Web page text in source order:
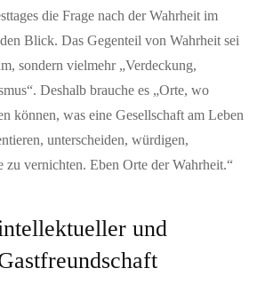
jährt sich die Sturzflut in Braunsbach
Extremwetterereignisse können
die Frage nach der Wahrheit im
Blick. Das Gegenteil von Wahrheit sei
sondern vielmehr „Verdeckung,
Deshalb brauche es „Orte, wo
können, was eine Gesellschaft am Leben
unterscheiden, würdigen,
zu vernichten. Eben Orte der Wahrheit.“
und